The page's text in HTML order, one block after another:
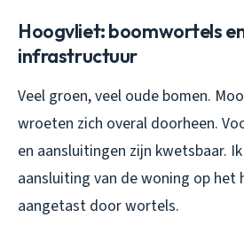
Hoogvliet: boomwortels
infrastructuur
Veel groen, veel oude bomen.
wroeten zich overal doorheen.
en aansluitingen zijn kwetsbaar.
aansluiting van de woning op het
aangetast door wortels.